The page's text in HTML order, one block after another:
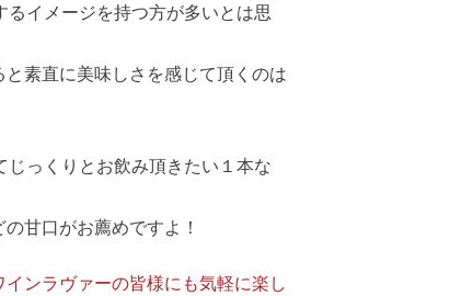
イメージを持つ方が多いとは思
素直に美味しさを感じて頂くのは
っくりとお飲み頂きたい１本な
甘口がお薦めですよ！
ンラヴァーの皆様にも気軽に楽し